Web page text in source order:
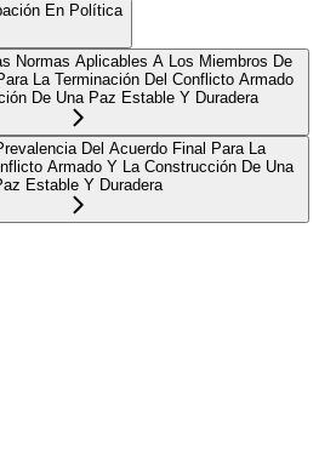
En Política
Normas Aplicables A Los Miembros De
La Terminación Del Conflicto Armado
De Una Paz Estable Y Duradera
Del Acuerdo Final Para La
Armado Y La Construcción De Una
Estable Y Duradera